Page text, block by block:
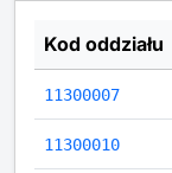
Kod oddziału
11300007
11300010